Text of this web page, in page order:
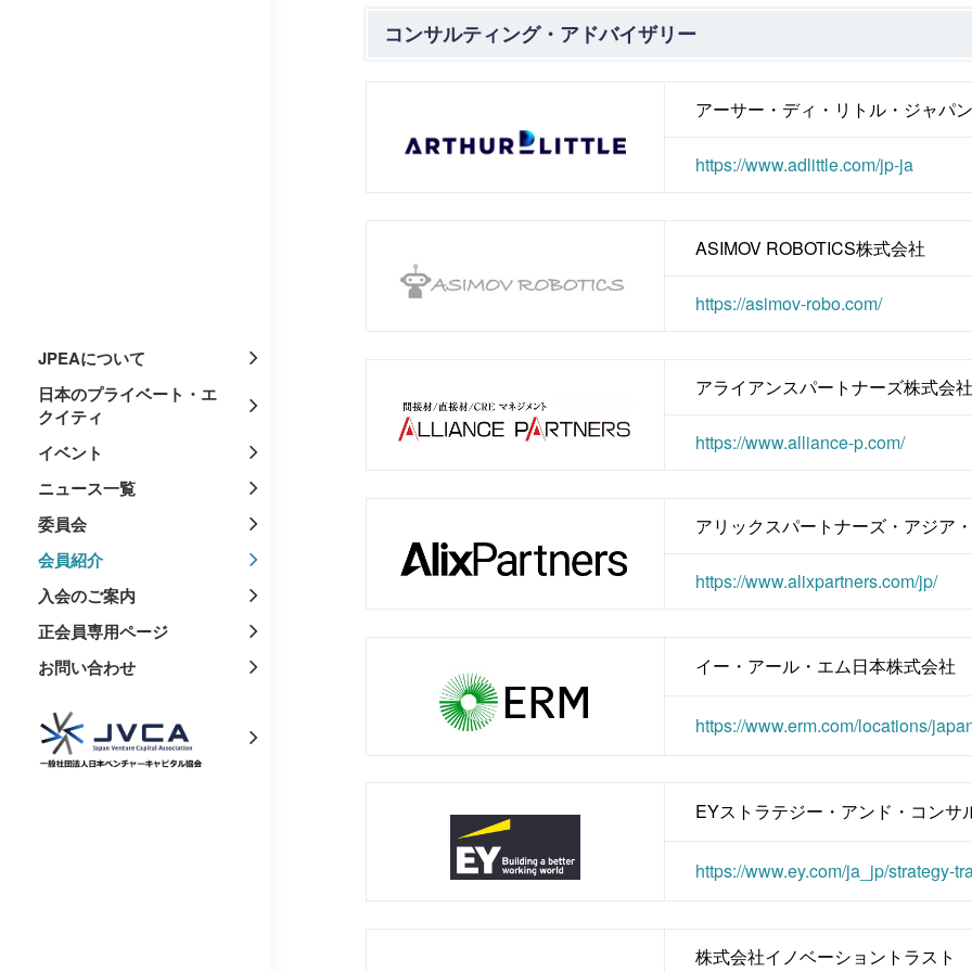
JPEAについて
日本のプライベート・エ
クイティ
イベント
ニュース一覧
委員会
会員紹介
入会のご案内
正会員専用ページ
お問い合わせ
コンサルティング・アドバイザリー
アーサー・ディ・リトル・ジャパ
https://www.adlittle.com/jp-ja
ASIMOV ROBOTICS株式会社
https://asimov-robo.com/
アライアンスパートナーズ株式会社
https://www.alliance-p.com/
アリックスパートナーズ・アジア
https://www.alixpartners.com/jp/
イー・アール・エム日本株式会社
https://www.erm.com/locations/
EYストラテジー・アンド・コンサ
https://www.ey.com/ja_jp/strategy-
株式会社イノベーショントラスト